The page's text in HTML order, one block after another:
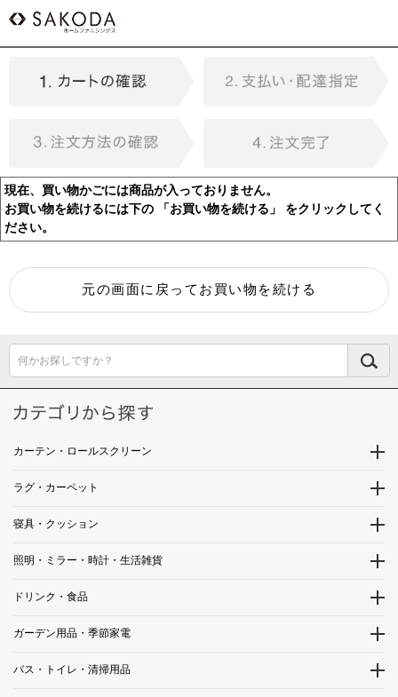
現在、買い物かごには商品が入っておりません。
お買い物を続けるには下の 「お買い物を続ける」 をクリックしてく
ださい。
何かお探しですか？
カーテン・ロールスクリーン
ラグ・カーペット
寝具・クッション
照明・ミラー・時計・生活雑貨
ドリンク・食品
ガーデン用品・季節家電
バス・トイレ・清掃用品